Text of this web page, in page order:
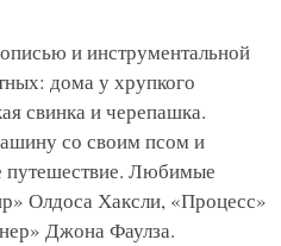
и инструментальной
дома у хрупкого
свинка и черепашка.
со своим псом и
путешествие. Любимые
Олдоса Хаксли, «Процесс»
Джона Фаулза.